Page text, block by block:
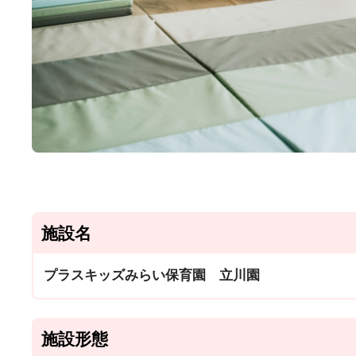
施設名
プラスキッズみらい保育園 立川園
施設形態